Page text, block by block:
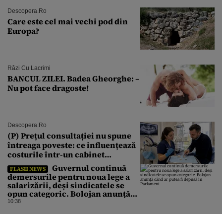
Descopera.ro
Care este cel mai vechi pod din
Europa?
Râzi Cu Lacrimi
BANCUL ZILEI. Badea Gheorghe: –
Nu pot face dragoste!
Descopera.ro
(P) Prețul consultației nu spune
întreaga poveste: ce influențează
costurile într-un cabinet
stomatologic din București
FLASH NEWS
Guvernul continuă
demersurile pentru noua lege a
salarizării, deși sindicatele se
opun categoric. Bolojan anunță
când ar putea fi depusă în
10:38